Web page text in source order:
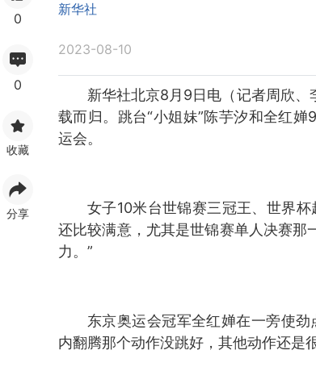
0
0
收藏
分享
新华社
2023-08-10
新华社北京8月9日电（记者周欣
载而归。跳台“小姐妹”陈芋汐和全红
运会。
女子10米台世锦赛三冠王、世界
还比较满意，尤其是世锦赛单人决赛那
力。”
东京奥运会冠军全红婵在一旁使
内翻腾那个动作没跳好，其他动作还是